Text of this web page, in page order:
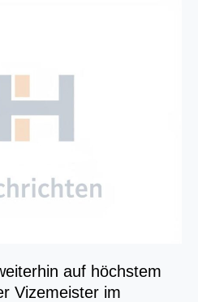
auf höchstem
Vizemeister im